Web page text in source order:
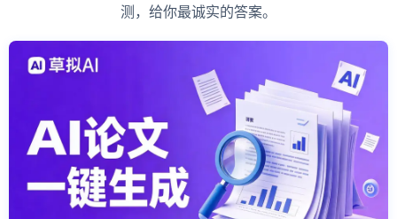
测，给你最诚实的答案。